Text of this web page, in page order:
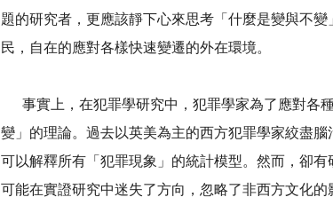
題的研究者，更應該靜下心來思考「什麼是變與不
民，自在的應對各樣快速變遷的外在環境。
事實上，在犯罪學研究中，犯罪學家為了應對各
變」的理論。過去以英美為主的西方犯罪學家絞盡
可以解釋所有「犯罪現象」的統計模型。然而，卻
可能在實證研究中迷失了方向，忽略了非西方文化